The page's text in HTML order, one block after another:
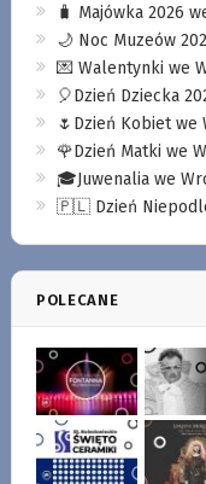
🧳 Majówka 2026
🌙 Noc Muzeów
💌 Walentynki we
🎈Dzień Dziecka
🌷Dzień Kobiet we
🌹Dzień Matki we
🎓Juwenalia we
🇵🇱 Dzień
POLECANE